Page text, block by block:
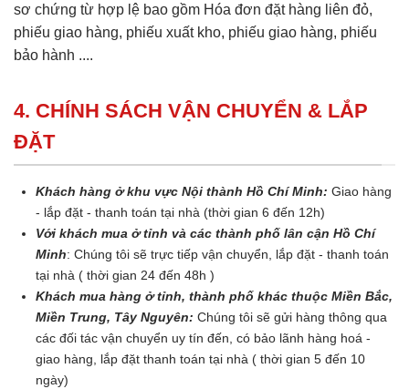
sơ chứng từ hợp lệ bao gồm Hóa đơn đặt hàng liên đỏ,
phiếu giao hàng, phiếu xuất kho, phiếu giao hàng, phiếu
bảo hành ....
4. CHÍNH SÁCH VẬN CHUYỂN & LẮP
ĐẶT
Khách hàng ở khu vực Nội thành Hồ Chí Minh: Giao hàng
- lắp đặt - thanh toán tại nhà (thời gian 6 đến 12h)
Với khách mua ở tỉnh và các thành phố lân cận Hồ Chí
Minh: Chúng tôi sẽ trực tiếp vận chuyển, lắp đặt - thanh toán
tại nhà ( thời gian 24 đến 48h )
Khách mua hàng ở tỉnh, thành phố khác thuộc Miền Bắc,
Miền Trung, Tây Nguyên: Chúng tôi sẽ gửi hàng thông qua
các đối tác vận chuyển uy tín đến, có bảo lãnh hàng hoá -
giao hàng, lắp đặt thanh toán tại nhà ( thời gian 5 đến 10
ngày)